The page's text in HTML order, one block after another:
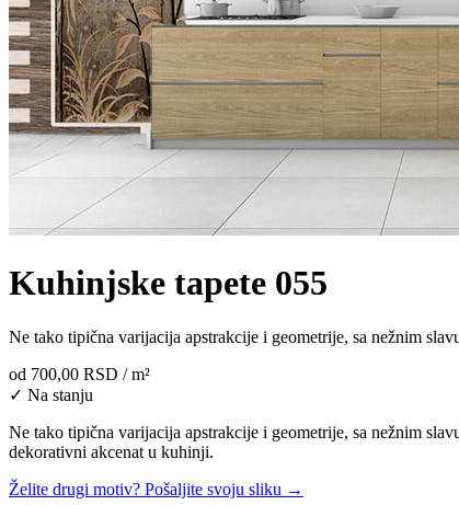
Kuhinjske tapete 055
Ne tako tipična varijacija apstrakcije i geometrije, sa nežnim
od 700,00 RSD / m²
✓ Na stanju
Ne tako tipična varijacija apstrakcije i geometrije, sa nežnim
dekorativni akcenat u kuhinji.
Želite drugi motiv? Pošaljite svoju sliku →